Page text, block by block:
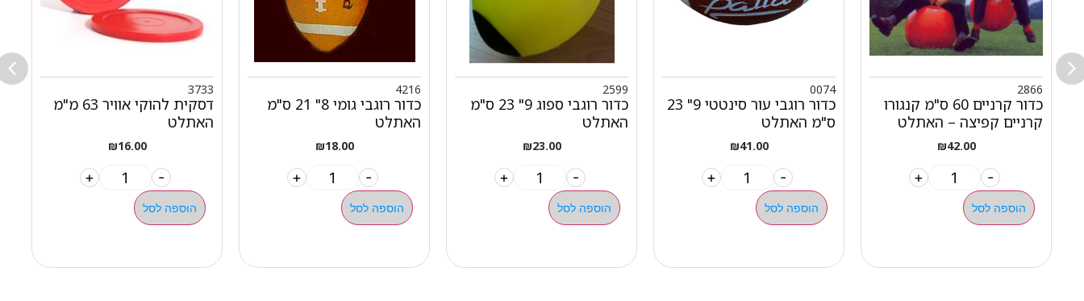
2866
כדור קרניים 60 ס"מ קנגורו
קרניים קפיצה – האתלט
₪42.00
-
+
הוספה לסל
0074
כדור רוגבי עור סינטטי 9" 23
ס"מ האתלט
₪41.00
-
+
הוספה לסל
2599
כדור רוגבי ספוג 9" 23 ס"מ
האתלט
₪23.00
-
+
הוספה לסל
4216
כדור רוגבי גומי 8" 21 ס"מ
האתלט
₪18.00
-
+
הוספה לסל
3733
דסקית להוקי אוויר 63 מ"מ
האתלט
₪16.00
-
+
הוספה לסל